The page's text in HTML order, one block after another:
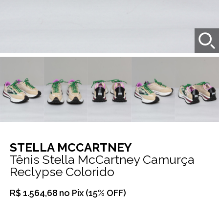
STELLA MCCARTNEY
Tênis Stella McCartney Camurça
Reclypse Colorido
R$ 1.564,68 no Pix (15% OFF)